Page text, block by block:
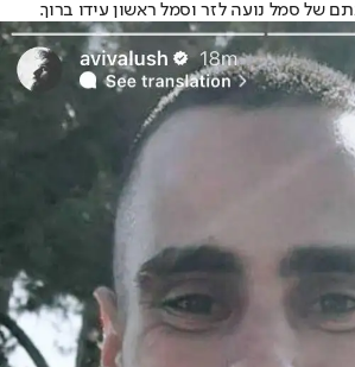
של סמל נועה לזר וסמל ראשון עידו ברוך.